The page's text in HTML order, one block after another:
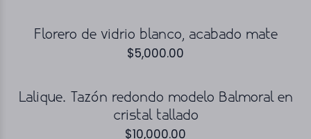
Florero de vidrio blanco, acabado mate
$5,000.00
Lalique. Tazón redondo modelo Balmoral en
cristal tallado
$10,000.00